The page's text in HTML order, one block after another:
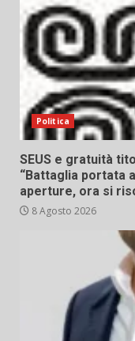
Politica
SEUS e gratuità
“Battaglia portata
aperture, ora si
8 Agosto 2026